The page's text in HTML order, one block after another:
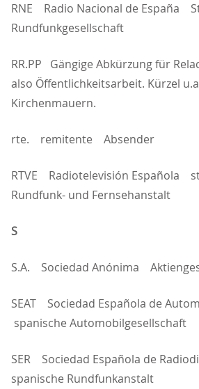
RNE Radio Nacional de España
Rundfunkgesellschaft
RR.PP Gängige Abkürzung für
also Öffentlichkeitsarbeit. Kürzel
Kirchenmauern.
rte. remitente Absender
RTVE Radiotelevisión Española
Rundfunk- und Fernsehanstalt
S
S.A. Sociedad Anónima
SEAT Sociedad Española de
spanische Automobilgesellschaft
SER Sociedad Española de
spanische Rundfunkanstalt